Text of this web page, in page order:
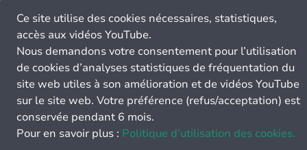
Ce site utilise des cookies nécessaires, statistiques,
accès aux vidéos YouTube.
Nous demandons votre consentement pour l’utilisation
de cookies d’analyses statistiques de fréquentation du
site web utiles à son amélioration et de vidéos YouTube
sur le site web. Votre préférence (refus/acceptation) est
conservée pendant 6 mois.
Pour en savoir plus : Politique d’utilisation des cookies.